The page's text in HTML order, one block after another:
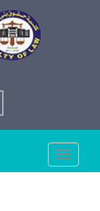
Toggle
navigation